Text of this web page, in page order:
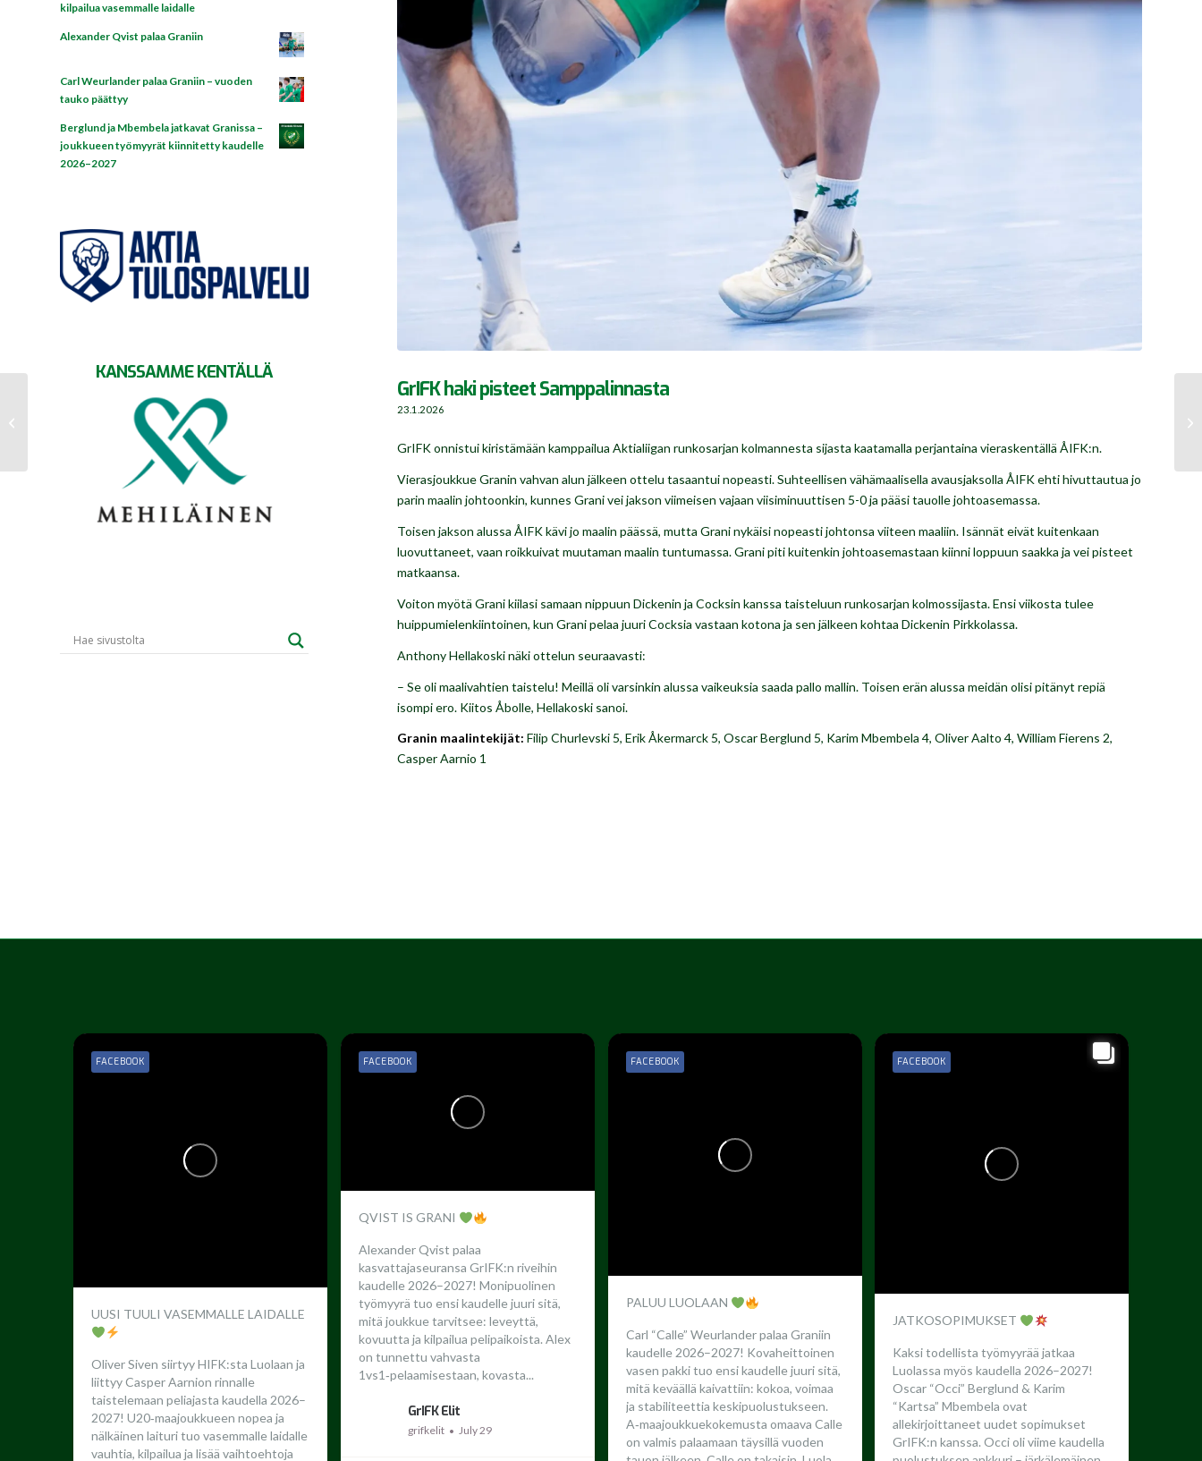
GrIFK haki pisteet Samppalinnasta
23.1.2026
GrIFK onnistui kiristämään kamppailua Aktialiigan runkosarjan kolmannesta sijasta kaatamalla perjantaina vieraskentällä ÅIFK:n.
Vierasjoukkue Granin vahvan alun jälkeen ottelu tasaantui nopeasti. Suhteellisen vähämaalisella avausjaksolla ÅIFK ehti hivuttautua jo
parin maalin johtoonkin, kunnes Grani vei jakson viimeisen vajaan viisiminuuttisen 5-0 ja pääsi tauolle johtoasemassa.
Toisen jakson alussa ÅIFK kävi jo maalin päässä, mutta Grani nykäisi nopeasti johtonsa viiteen maaliin. Isännät eivät kuitenkaan
luovuttaneet, vaan roikkuivat muutaman maalin tuntumassa. Grani piti kuitenkin johtoasemastaan kiinni loppuun saakka ja vei pisteet
matkaansa.
Voiton myötä Grani kiilasi samaan nippuun Dickenin ja Cocksin kanssa taisteluun runkosarjan kolmossijasta. Ensi viikosta tulee
huippumielenkiintoinen, kun Grani pelaa juuri Cocksia vastaan kotona ja sen jälkeen kohtaa Dickenin Pirkkolassa.
Anthony Hellakoski näki ottelun seuraavasti:
– Se oli maalivahtien taistelu! Meillä oli varsinkin alussa vaikeuksia saada pallo mallin. Toisen erän alussa meidän olisi pitänyt repiä
isompi ero. Kiitos Åbolle, Hellakoski sanoi.
Granin maalintekijät: Filip Churlevski 5, Erik Åkermarck 5, Oscar Berglund 5, Karim Mbembela 4, Oliver Aalto 4, William Fierens 2,
Casper Aarnio 1
kilpailua vasemmalle laidalle
Alexander Qvist palaa Graniin
Carl Weurlander palaa Graniin – vuoden
tauko päättyy
Berglund ja Mbembela jatkavat Granissa –
joukkueen työmyyrät kiinnitetty kaudelle
2026–2027
KANSSAMME KENTÄLLÄ
UUSI TUULI VASEMMALLE LAIDALLE
Oliver Siven siirtyy HIFK:sta Luolaan ja
liittyy Casper Aarnion rinnalle
taistelemaan peliajasta kaudella 2026–
2027! U20‑maajoukkueen nopea ja
nälkäinen laituri tuo vasemmalle laidalle
vauhtia, kilpailua ja lisää vaihtoehtoja
FACEBOOK
QVIST IS GRANI
Alexander Qvist palaa
kasvattajaseuransa GrIFK:n riveihin
kaudelle 2026–2027! Monipuolinen
työmyyrä tuo ensi kaudelle juuri sitä,
mitä joukkue tarvitsee: leveyttä,
kovuutta ja kilpailua pelipaikoista. Alex
on tunnettu vahvasta
1vs1‑pelaamisestaan, kovasta...
GrIFK Elit
grifkelit July 29
FACEBOOK
PALUU LUOLAAN
Carl “Calle” Weurlander palaa Graniin
kaudelle 2026–2027! Kovaheittoinen
vasen pakki tuo ensi kaudelle juuri sitä,
mitä keväällä kaivattiin: kokoa, voimaa
ja stabiliteettia keskipuolustukseen.
A‑maajoukkuekokemusta omaava Calle
on valmis palaamaan täysillä vuoden
FACEBOOK
JATKOSOPIMUKSET
Kaksi todellista työmyyrää jatkaa
Luolassa myös kaudella 2026–2027!
Oscar “Occi” Berglund & Karim
“Kartsa” Mbembela ovat
allekirjoittaneet uudet sopimukset
GrIFK:n kanssa. Occi oli viime kaudella
FACEBOOK
Samppalinnan perjantai-ilta